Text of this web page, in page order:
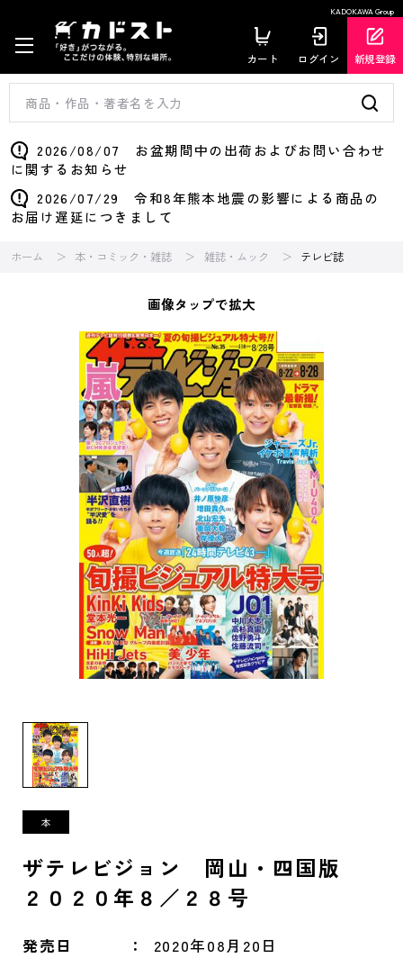
KADOKAWA Group
カート ログイン 新規登録
2026/08/07 お盆期間中の出荷およびお問い合わせ
に関するお知らせ
2026/07/29 令和8年熊本地震の影響による商品の
お届け遅延につきまして
ホーム 本・コミック・雑誌 雑誌・ムック テレビ誌
画像タップで拡大
ザテレビジョン 岡山・四国版
２０２０年８／２８号
発売日 2020年08月20日